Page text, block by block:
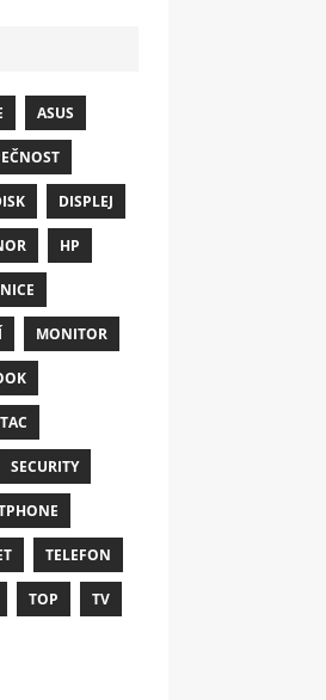
ASUS
DISPLEJ
HP
MONITOR
SECURITY
TELEFON
TOP TV